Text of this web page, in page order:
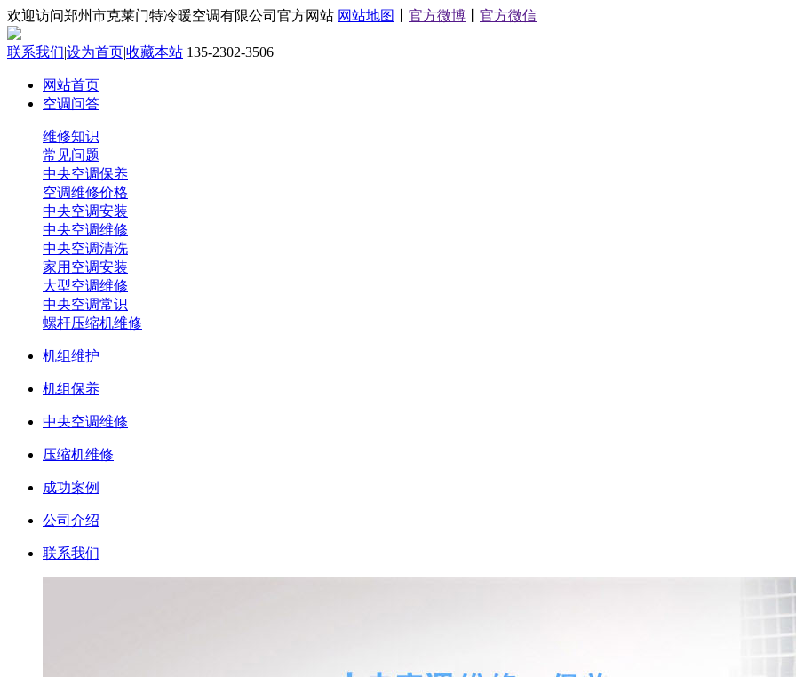
欢迎访问郑州市克莱门特冷暖空调有限公司官方网站 网站地图 官方微博 官方微信
联系我们|设为首页|收藏本站 135-2302-3506
网站首页
空调问答
维修知识
常见问题
中央空调保养
空调维修价格
中央空调安装
中央空调维修
中央空调清洗
家用空调安装
大型空调维修
中央空调常识
螺杆压缩机维修
机组维护
机组保养
中央空调维修
压缩机维修
成功案例
公司介绍
联系我们